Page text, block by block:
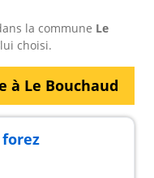
la commune Le
choisi.
à Le Bouchaud